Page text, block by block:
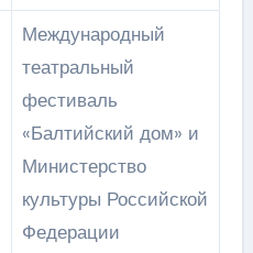
Международный
театральный
фестиваль
«Балтийский дом» и
Министерство
культуры Российской
Федерации